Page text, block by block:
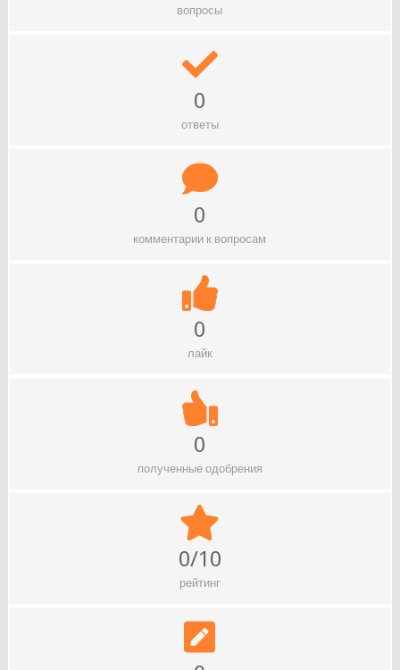
вопросы
0
ответы
0
комментарии к вопросам
0
лайк
0
полученные одобрения
0/10
рейтинг